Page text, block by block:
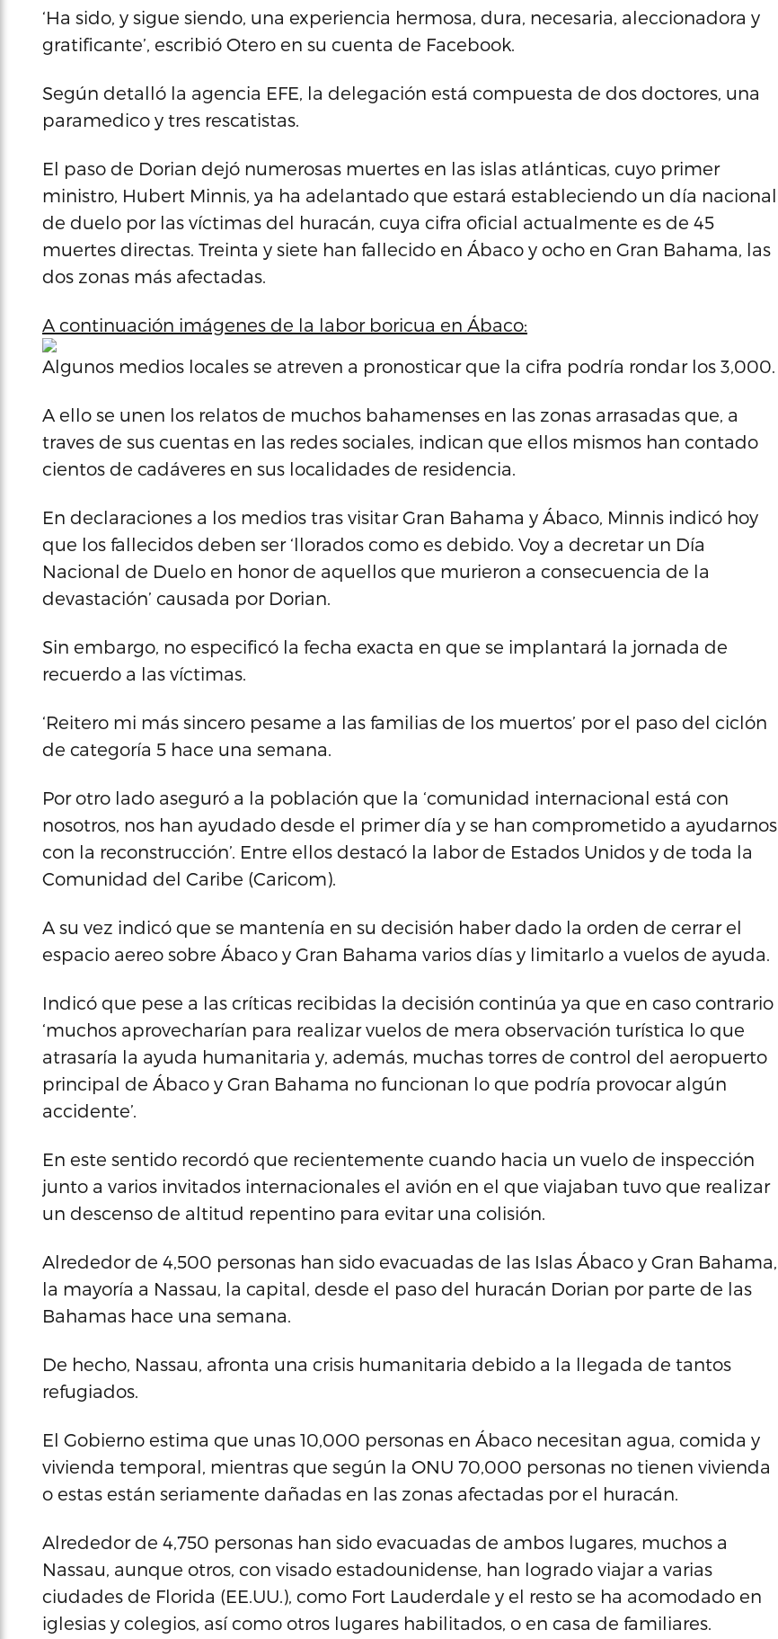
‘Ha sido, y sigue siendo, una experiencia hermosa, dura, necesaria, aleccionadora y
gratificante’, escribió Otero en su cuenta de Facebook.
Según detalló la agencia EFE, la delegación está compuesta de dos doctores, una
paramedico y tres rescatistas.
El paso de Dorian dejó numerosas muertes en las islas atlánticas, cuyo primer
ministro, Hubert Minnis, ya ha adelantado que estará estableciendo un día nacional
de duelo por las víctimas del huracán, cuya cifra oficial actualmente es de 45
muertes directas. Treinta y siete han fallecido en Ábaco y ocho en Gran Bahama, las
dos zonas más afectadas.
A continuación imágenes de la labor boricua en Ábaco:
Algunos medios locales se atreven a pronosticar que la cifra podría rondar los 3,000.
A ello se unen los relatos de muchos bahamenses en las zonas arrasadas que, a
traves de sus cuentas en las redes sociales, indican que ellos mismos han contado
cientos de cadáveres en sus localidades de residencia.
En declaraciones a los medios tras visitar Gran Bahama y Ábaco, Minnis indicó hoy
que los fallecidos deben ser ‘llorados como es debido. Voy a decretar un Día
Nacional de Duelo en honor de aquellos que murieron a consecuencia de la
devastación’ causada por Dorian.
Sin embargo, no especificó la fecha exacta en que se implantará la jornada de
recuerdo a las víctimas.
‘Reitero mi más sincero pesame a las familias de los muertos’ por el paso del ciclón
de categoría 5 hace una semana.
Por otro lado aseguró a la población que la ‘comunidad internacional está con
nosotros, nos han ayudado desde el primer día y se han comprometido a ayudarnos
con la reconstrucción’. Entre ellos destacó la labor de Estados Unidos y de toda la
Comunidad del Caribe (Caricom).
A su vez indicó que se mantenía en su decisión haber dado la orden de cerrar el
espacio aereo sobre Ábaco y Gran Bahama varios días y limitarlo a vuelos de ayuda.
Indicó que pese a las críticas recibidas la decisión continúa ya que en caso contrario
‘muchos aprovecharían para realizar vuelos de mera observación turística lo que
atrasaría la ayuda humanitaria y, además, muchas torres de control del aeropuerto
principal de Ábaco y Gran Bahama no funcionan lo que podría provocar algún
accidente’.
En este sentido recordó que recientemente cuando hacia un vuelo de inspección
junto a varios invitados internacionales el avión en el que viajaban tuvo que realizar
un descenso de altitud repentino para evitar una colisión.
Alrededor de 4,500 personas han sido evacuadas de las Islas Ábaco y Gran Bahama,
la mayoría a Nassau, la capital, desde el paso del huracán Dorian por parte de las
Bahamas hace una semana.
De hecho, Nassau, afronta una crisis humanitaria debido a la llegada de tantos
refugiados.
El Gobierno estima que unas 10,000 personas en Ábaco necesitan agua, comida y
vivienda temporal, mientras que según la ONU 70,000 personas no tienen vivienda
o estas están seriamente dañadas en las zonas afectadas por el huracán.
Alrededor de 4,750 personas han sido evacuadas de ambos lugares, muchos a
Nassau, aunque otros, con visado estadounidense, han logrado viajar a varias
ciudades de Florida (EE.UU.), como Fort Lauderdale y el resto se ha acomodado en
iglesias y colegios, así como otros lugares habilitados, o en casa de familiares.